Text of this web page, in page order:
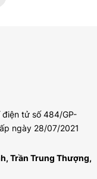
tử số 484/GP-
ngày 28/07/2021
Trần Trung Thượng,